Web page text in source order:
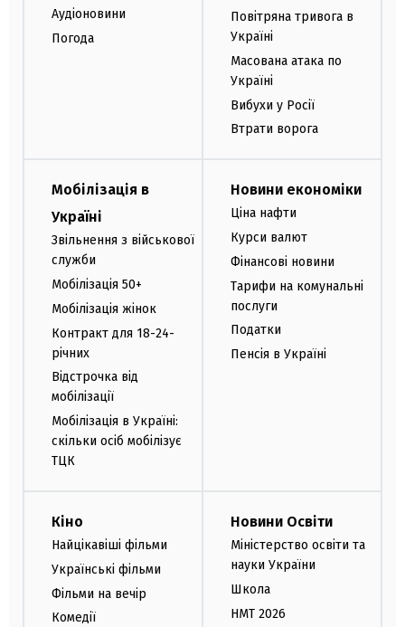
Аудіоновини
Погода
Повітряна тривога в
Україні
Масована атака по
Україні
Вибухи у Росії
Втрати ворога
Мобілізація в
Україні
Звільнення з військової
служби
Мобілізація 50+
Мобілізація жінок
Контракт для 18-24-
річних
Відстрочка від
мобілізації
Мобілізація в Україні:
скільки осіб мобілізує
ТЦК
Новини економіки
Ціна нафти
Курси валют
Фінансові новини
Тарифи на комунальні
послуги
Податки
Пенсія в Україні
Кіно
Найцікавіші фільми
Українські фільми
Фільми на вечір
Комедії
Новини Освіти
Міністерство освіти та
науки України
Школа
НМТ 2026